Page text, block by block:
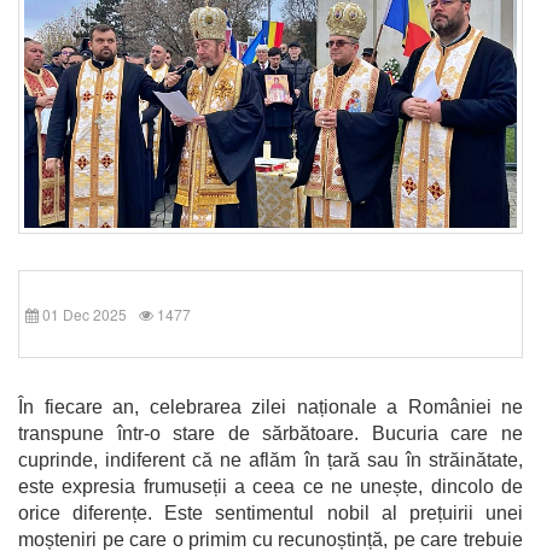
01 Dec 2025 1477
În fiecare an, celebrarea zilei naționale a României ne
transpune într-o stare de sărbătoare. Bucuria care ne
cuprinde, indiferent că ne aflăm în țară sau în străinătate,
este expresia frumuseții a ceea ce ne unește, dincolo de
orice diferențe. Este sentimentul nobil al prețuirii unei
moșteniri pe care o primim cu recunoștință, pe care trebuie